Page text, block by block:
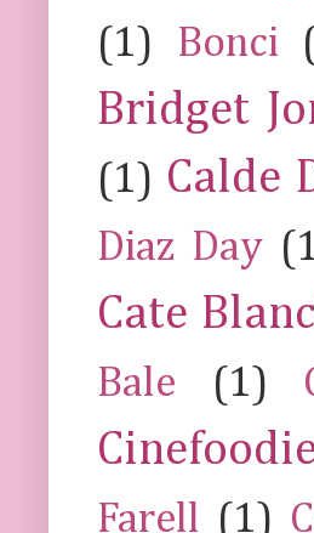
(1) Bonci
Bridget
(1) Calde
Diaz Day
Cate
Bale
(1)
Farell (1)